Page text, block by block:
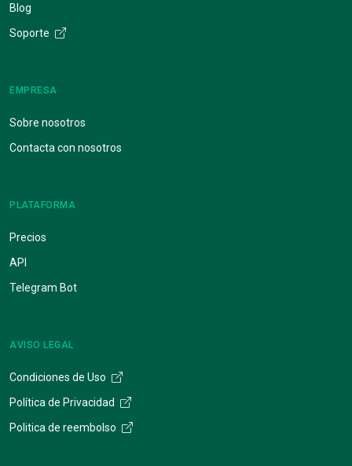
Blog
Soporte
EMPRESA
Sobre nosotros
Contacta con nosotros
PLATAFORMA
Precios
API
Telegram Bot
AVISO LEGAL
Condiciones de Uso
Política de Privacidad
Politica de reembolso